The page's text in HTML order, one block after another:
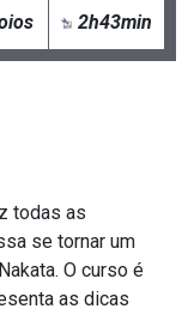
2h43min
todas as
se tornar um
O curso é
as dicas